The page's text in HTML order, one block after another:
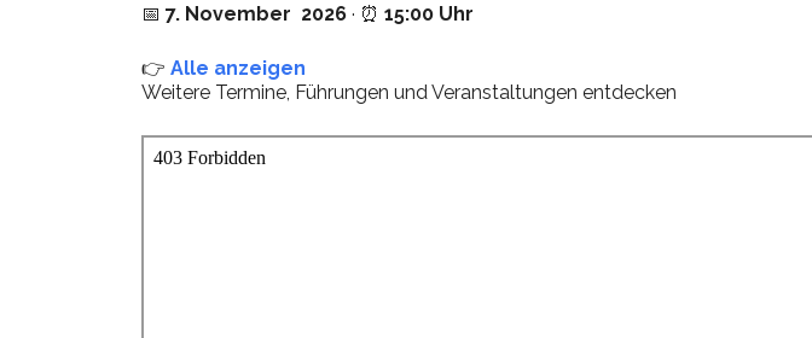
📅 7. November 2026 · ⏰ 15:00 Uhr
👉 Alle anzeigen
Weitere Termine, Führungen und Veranstaltungen entdecken